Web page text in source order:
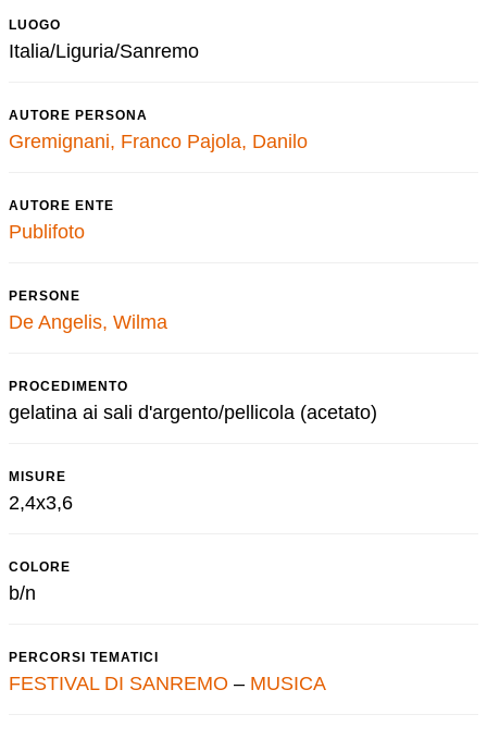
LUOGO
Italia/Liguria/Sanremo
AUTORE PERSONA
Gremignani, Franco Pajola, Danilo
AUTORE ENTE
Publifoto
PERSONE
De Angelis, Wilma
PROCEDIMENTO
gelatina ai sali d'argento/pellicola (acetato)
MISURE
2,4x3,6
COLORE
b/n
PERCORSI TEMATICI
FESTIVAL DI SANREMO – MUSICA